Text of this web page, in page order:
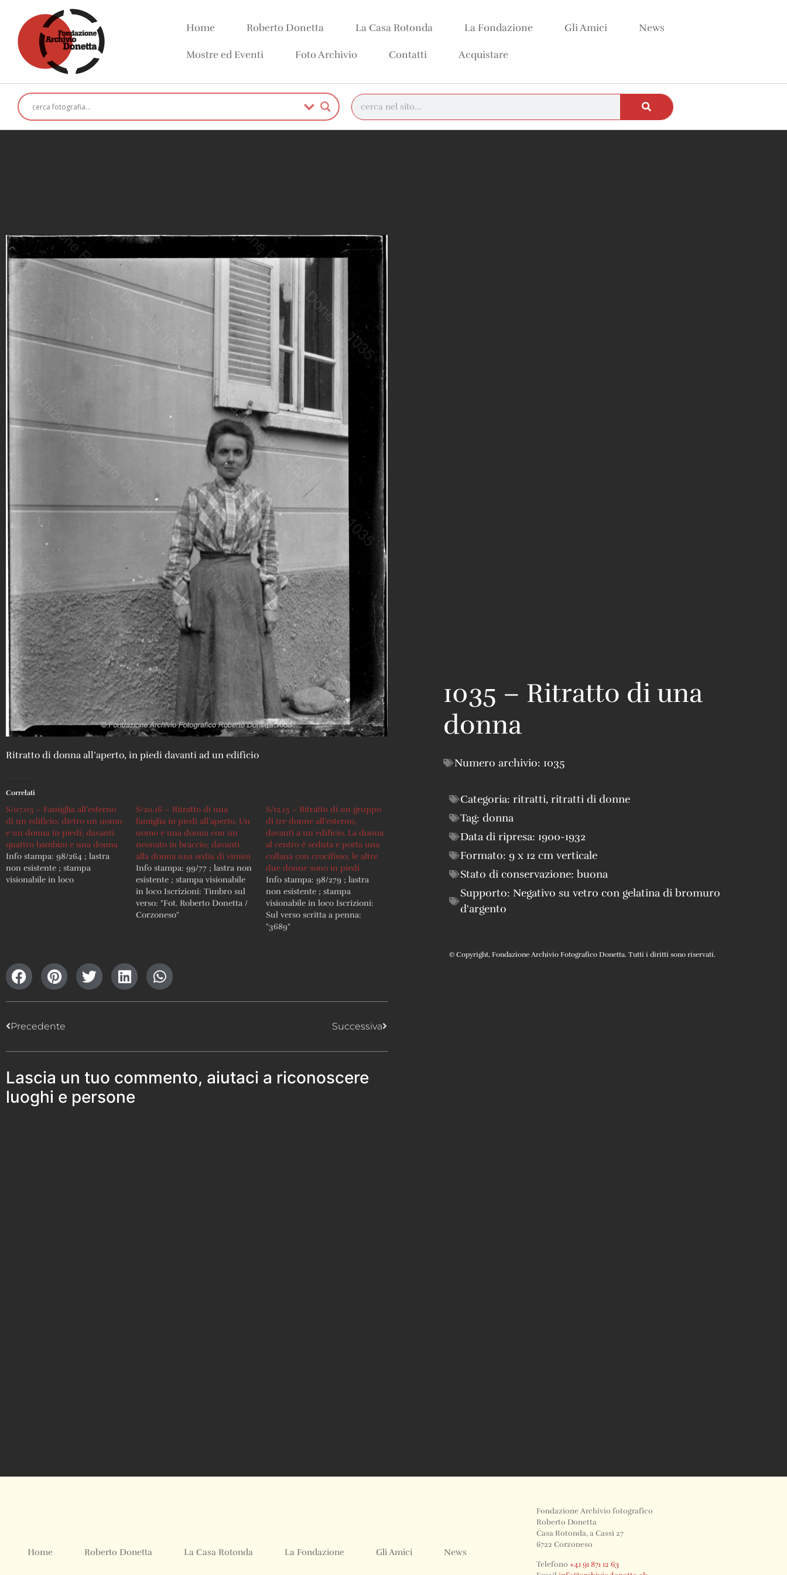
Home Roberto Donetta La Casa Rotonda La Fondazione Gli Amici News
Mostre ed Eventi Foto Archivio Contatti Acquistare
Ritratto di donna all’aperto, in piedi davanti ad un edificio
Correlati
S/07.05 – Famiglia all’esterno
di un edificio; dietro un uomo
e un donna in piedi; davanti
quattro bambini e una donna
Info stampa: 98/264 ; lastra
non esistente ; stampa
visionabile in loco
S/20.16 – Ritratto di una
famiglia in piedi all’aperto. Un
uomo e una donna con un
neonato in braccio; davanti
alla donna una sedia di vimini
Info stampa: 99/77 ; lastra non
esistente ; stampa visionabile
in loco Iscrizioni: Timbro sul
verso: "Fot. Roberto Donetta /
Corzoneso"
S/12.15 – Ritratto di un gruppo
di tre donne all’esterno,
davanti a un edificio. La donna
al centro è seduta e porta una
collana con crocifisso; le altre
due donne sono in piedi
Info stampa: 98/279 ; lastra
non esistente ; stampa
visionabile in loco Iscrizioni:
Sul verso scritta a penna:
"3689"
Precedente Successiva
Lascia un tuo commento, aiutaci a riconoscere
luoghi e persone
1035 – Ritratto di una
donna
Numero archivio: 1035
Categoria: ritratti, ritratti di donne
Tag: donna
Data di ripresa: 1900-1932
Formato: 9 x 12 cm verticale
Stato di conservazione: buona
Supporto: Negativo su vetro con gelatina di bromuro
d'argento
© Copyright, Fondazione Archivio Fotografico Donetta. Tutti i diritti sono riservati.
Home Roberto Donetta La Casa Rotonda La Fondazione Gli Amici News
Fondazione Archivio fotografico
Roberto Donetta
Casa Rotonda, a Cassì 27
6722 Corzoneso
Telefono +41 91 871 12 63